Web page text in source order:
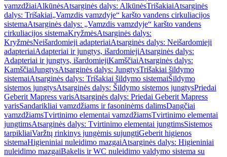
vamzdžiaiAlkūnėsAtsarginės dalys: AlkūnėsTrišakiaiAtsarginės
dalys: Trišakiai„Vamzdis vamzdyje“ karšto vandens cirkuliacijos
sistemaAtsarginės dalys: „Vamzdis vamzdyje“ karšto vandens
cirkuliacijos sistemaKryžmėsAtsarginės dalys:
KryžmėsNeišardomieji adapteriaiAtsarginės dalys: Neišardomieji
adapteriaiAdapteriai ir jungtys, išardomiejiAtsarginės dalys:
Adapteriai ir jungtys, išardomiejiKamščiaiAtsarginės dalys:
KamščiaiJungtysAtsarginės dalys: JungtysTrišakiai šildymo
sistemaiAtsarginės dalys: Trišakiai šildymo sistemaiŠildymo
sistemos jungtysAtsarginės dalys: Šildymo sistemos jungtysPriedai
Geberit Mapress varisAtsarginės dalys: Priedai Geberit Mapress
varisSandarikliai vamzdžiams ir fasoninėms dalimsDangčiai
vamzdžiamsTvirtinimo elementai vamzdžiamsTvirtinimo elementai
jungtimsAtsarginės dalys: Tvirtinimo elementai jungtimsSistemos
tarpikliaiVaržtų rinkinys jungėmis sujungtiGeberit higienos
sistemaHigieniniai nuleidimo mazgaiAtsarginės dalys: Higieniniai
nuleidimo mazgaiBakelis ir WC nuleidimo valdymo sistema su